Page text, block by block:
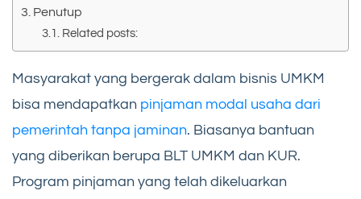
Penutup
Related posts:
Masyarakat yang bergerak dalam bisnis UMKM
bisa mendapatkan pinjaman modal usaha dari
pemerintah tanpa jaminan. Biasanya bantuan
yang diberikan berupa BLT UMKM dan KUR.
Program pinjaman yang telah dikeluarkan